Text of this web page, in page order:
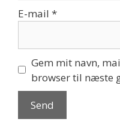
E-mail *
Gem mit navn,
browser til næste